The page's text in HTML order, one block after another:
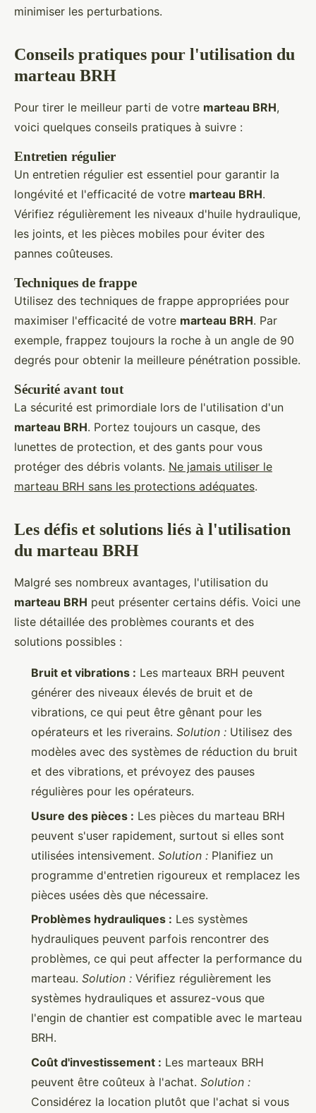
minimiser les perturbations.
Conseils pratiques pour l'utilisation du
marteau BRH
Pour tirer le meilleur parti de votre marteau BRH,
voici quelques conseils pratiques à suivre :
Entretien régulier
Un entretien régulier est essentiel pour garantir la
longévité et l'efficacité de votre marteau BRH.
Vérifiez régulièrement les niveaux d'huile hydraulique,
les joints, et les pièces mobiles pour éviter des
pannes coûteuses.
Techniques de frappe
Utilisez des techniques de frappe appropriées pour
maximiser l'efficacité de votre marteau BRH. Par
exemple, frappez toujours la roche à un angle de 90
degrés pour obtenir la meilleure pénétration possible.
Sécurité avant tout
La sécurité est primordiale lors de l'utilisation d'un
marteau BRH. Portez toujours un casque, des
lunettes de protection, et des gants pour vous
protéger des débris volants. Ne jamais utiliser le
marteau BRH sans les protections adéquates.
Les défis et solutions liés à l'utilisation
du marteau BRH
Malgré ses nombreux avantages, l'utilisation du
marteau BRH peut présenter certains défis. Voici une
liste détaillée des problèmes courants et des
solutions possibles :
Bruit et vibrations : Les marteaux BRH peuvent
générer des niveaux élevés de bruit et de
vibrations, ce qui peut être gênant pour les
opérateurs et les riverains. Solution : Utilisez des
modèles avec des systèmes de réduction du bruit
et des vibrations, et prévoyez des pauses
régulières pour les opérateurs.
Usure des pièces : Les pièces du marteau BRH
peuvent s'user rapidement, surtout si elles sont
utilisées intensivement. Solution : Planifiez un
programme d'entretien rigoureux et remplacez les
pièces usées dès que nécessaire.
Problèmes hydrauliques : Les systèmes
hydrauliques peuvent parfois rencontrer des
problèmes, ce qui peut affecter la performance du
marteau. Solution : Vérifiez régulièrement les
systèmes hydrauliques et assurez-vous que
l'engin de chantier est compatible avec le marteau
BRH.
Coût d'investissement : Les marteaux BRH
peuvent être coûteux à l'achat. Solution :
Considérez la location plutôt que l'achat si vous